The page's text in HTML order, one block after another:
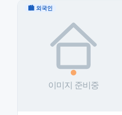
🏙 외국인